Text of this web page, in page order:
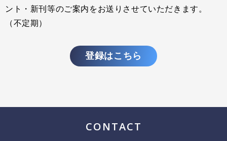
ント・新刊等のご案内をお送りさせていただきます。
（不定期）
登録はこちら
CONTACT